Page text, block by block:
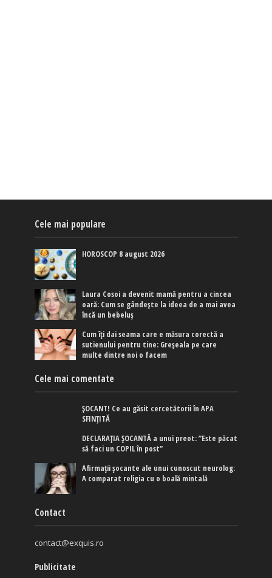
Cele mai populare
HOROSCOP 8 august 2026
Laura Cosoi a devenit mamă pentru a cincea
oară: Cum se gândește la ideea de a mai avea
încă un bebeluș
Cum îți dai seama care e măsura corectă a
sutienului pentru tine: Greșeala pe care
multe dintre noi o facem
Cele mai comentate
ȘOCANT! Ce au găsit cercetătorii în APA
SFINȚITĂ
DECLARAȚIA ȘOCANTĂ a unui preot: ”Este păcat
să faci un COPIL în post”
Afirmaţii şocante ale unui cunoscut neurolog:
A comparat religia cu o boală mintală
Contact
contact@exquis.ro
Publicitate